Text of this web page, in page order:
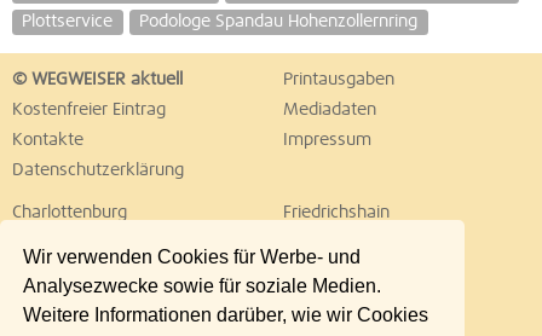
Wir verwenden Cookies für Werbe- und
Analysezwecke sowie für soziale Medien.
Weitere Informationen darüber, wie wir Cookies
Plottservice
Podologe Spandau Hohenzollernring
© WEGWEISER aktuell
Printausgaben
Kostenfreier Eintrag
Mediadaten
Kontakte
Impressum
Datenschutzerklärung
Charlottenburg
Friedrichshain
Lichtenberg
Marzahn